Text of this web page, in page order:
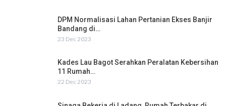
DPM Normalisasi Lahan Pertanian Ekses Banjir
Bandang di…
23 Dec 2023
Kades Lau Bagot Serahkan Peralatan Kebersihan
11 Rumah…
22 Dec 2023